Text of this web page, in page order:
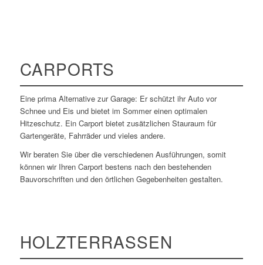
CARPORTS
Eine prima Alternative zur Garage: Er schützt ihr Auto vor
Schnee und Eis und bietet im Sommer einen optimalen
Hitzeschutz. Ein Carport bietet zusätzlichen Stauraum für
Gartengeräte, Fahrräder und vieles andere.
Wir beraten Sie über die verschiedenen Ausführungen, somit
können wir Ihren Carport bestens nach den bestehenden
Bauvorschriften und den örtlichen Gegebenheiten gestalten.
HOLZTERRASSEN